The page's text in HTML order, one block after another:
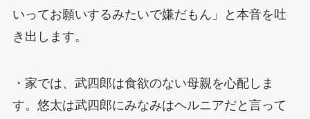
いってお願いするみたいで嫌だもん」と本音を吐
き出します。
・家では、武四郎は食欲のない母親を心配しま
す。悠太は武四郎にみなみはヘルニアだと言って